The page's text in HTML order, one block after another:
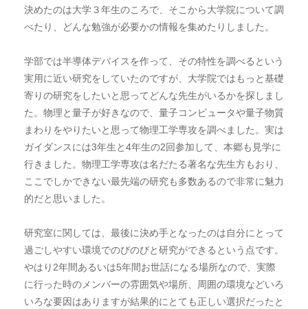
決めたのは大学３年生のころで、そこから大学院について調
べたり、どんな勉強が必要かの情報を集めたりしました。
学部では半導体デバイスを作って、その特性を調べるという
実用に近い研究をしていたのですが、大学院ではもっと基礎
寄りの研究をしたいと思ってどんな先生がいるかを探しまし
た。物理と量子が好きなので、量子コンピュータや量子物質
まわりをやりたいと思って物理工学専攻を調べました。実は
ガイダンスには3年生と4年生の2回参加して、本郷も見学に
行きました。物理工学専攻は名だたる著名な先生方もおり、
ここでしかできない最先端の研究も多数あるので非常に魅力
的だと思いました。
研究室に関しては、最後に決め手となったのは自分にとって
過ごしやすい環境でのびのびと研究ができるという点です。
やはり2年間あるいは5年間お世話になる場所なので、実際
に行った時のメンバーの雰囲気や場所、周囲の環境などいろ
いろな要因はありますが結果的にとても正しい選択だったと